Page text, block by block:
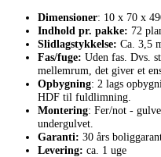
Dimensioner: 10 x 70 x
Indhold pr. pakke: 72
Slidlagstykkelse: Ca. 3,5
Fas/fuge: Uden fas. Dvs.
mellemrum, det giver et
Opbygning: 2 lags
HDF til fuldlimning.
Montering: Fer/not -
undergulvet.
Garanti: 30 års
Levering: ca. 1 uge